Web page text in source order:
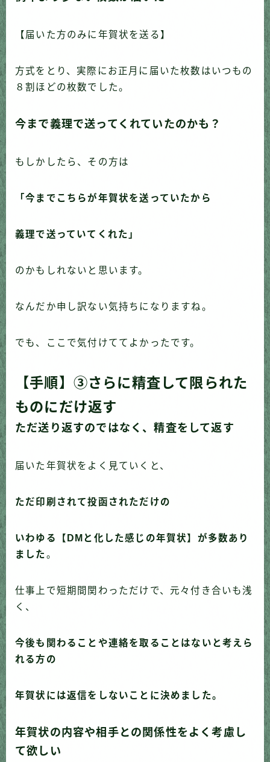
【届いた方のみに年賀状を送る】
方式をとり、実際にお正月に届いた枚数はいつもの
８割ほどの枚数でした。
今まで義理で送ってくれていたのかも？
もしかしたら、その方は
「今までこちらが年賀状を送っていたから
義理で送っていてくれた」
のかもしれないと思います。
なんだか申し訳ない気持ちになりますね。
でも、ここで気付けててよかったです。
【手順】③さらに精査して限られた
ものにだけ返す
ただ送り返すのではなく、精査をして返す
届いた年賀状をよく見ていくと、
ただ印刷されて投函されただけの
いわゆる【DMと化した感じの年賀状】が多数あり
ました。
仕事上で短期間関わっただけで、元々付き合いも浅
く、
今後も関わることや連絡を取ることはないと考えら
れる方の
年賀状には返信をしないことに決めました。
年賀状の内容や相手との関係性をよく考慮し
て欲しい